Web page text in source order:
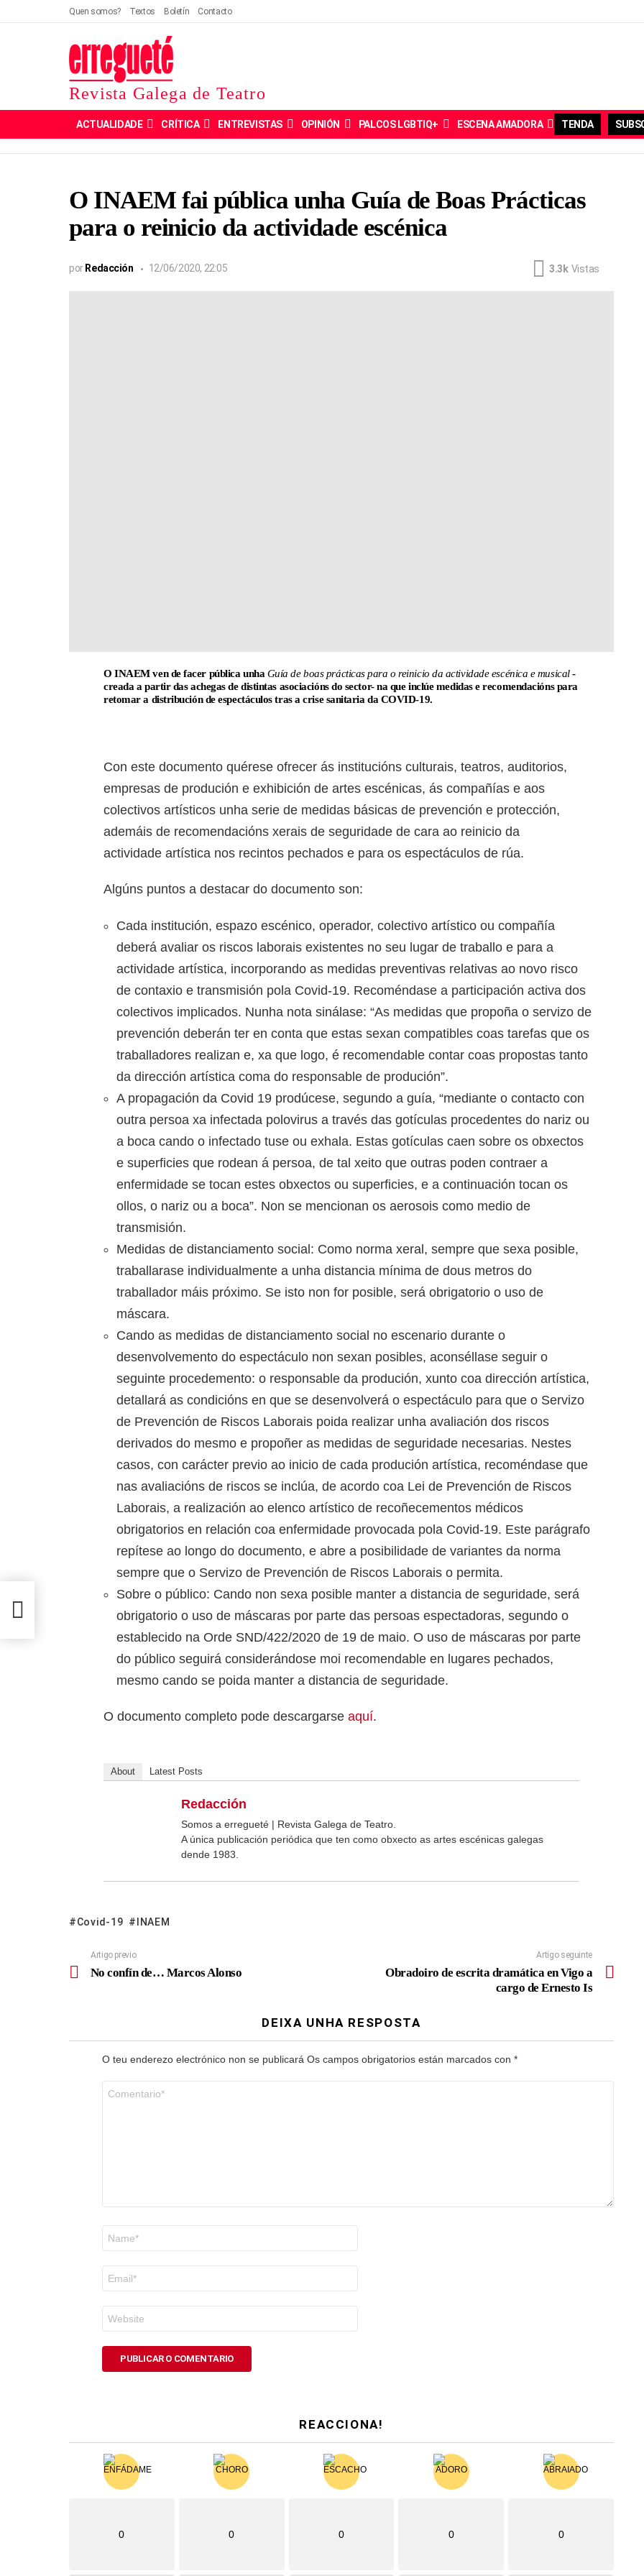
Quen somos? Textos Boletín Contacto
Revista Galega de Teatro
ACTUALIDADE CRÍTICA ENTREVISTAS OPINIÓN PALCOS LGBTIQ+ ESCENA AMADORA TENDA
O INAEM fai pública unha Guía de Boas Prácticas
para o reinicio da actividade escénica
por Redacción 12/06/2020, 22:05 3.3k Vistas
O INAEM ven de facer pública unhaGuía de boas prácticas para o reinicio da actividade escénica e musical-
creada a partir das achegas de distintas asociacións do sector- na que inclúe medidas e recomendacións para
retomar a distribución de espectáculos tras a crise sanitaria da COVID-19.
Con este documento quérese ofrecer ás institucións culturais, teatros, auditorios,
empresas de produción e exhibición de artes escénicas, ás compañías e aos
colectivos artísticos unha serie de medidas básicas de prevención e protección,
ademáis de recomendacións xerais de seguridade de cara ao reinicio da
actividade artística nos recintos pechados e para os espectáculos de rúa.
Algúns puntos a destacar do documento son:
Cada institución, espazo escénico, operador, colectivo artístico ou compañía
deberá avaliar os riscos laborais existentes no seu lugar de traballo e para a
actividade artística, incorporando as medidas preventivas relativas ao novo risco
de contaxio e transmisión pola Covid-19. Recoméndase a participación activa dos
colectivos implicados. Nunha nota sinálase: “As medidas que propoña o servizo de
prevención deberán ter en conta que estas sexan compatibles coas tarefas que os
traballadores realizan e, xa que logo, é recomendable contar coas propostas tanto
da dirección artística coma do responsable de produción”.
A propagación da Covid 19 prodúcese, segundo a guía, “mediante o contacto con
outra persoa xa infectada polovirus a través das gotículas procedentes do nariz ou
a boca cando o infectado tuse ou exhala. Estas gotículas caen sobre os obxectos
e superficies que rodean á persoa, de tal xeito que outras poden contraer a
enfermidade se tocan estes obxectos ou superficies, e a continuación tocan os
ollos, o nariz ou a boca”. Non se mencionan os aerosois como medio de
transmisión.
Medidas de distanciamento social: Como norma xeral, sempre que sexa posible,
traballarase individualmente a unha distancia mínima de dous metros do
traballador máis próximo. Se isto non for posible, será obrigatorio o uso de
máscara.
Cando as medidas de distanciamento social no escenario durante o
desenvolvemento do espectáculo non sexan posibles, aconséllase seguir o
seguinte procedemento: o responsable da produción, xunto coa dirección artística,
detallará as condicións en que se desenvolverá o espectáculo para que o Servizo
de Prevención de Riscos Laborais poida realizar unha avaliación dos riscos
derivados do mesmo e propoñer as medidas de seguridade necesarias. Nestes
casos, con carácter previo ao inicio de cada produción artística, recoméndase que
nas avaliacións de riscos se inclúa, de acordo coa Lei de Prevención de Riscos
Laborais, a realización ao elenco artístico de recoñecementos médicos
obrigatorios en relación coa enfermidade provocada pola Covid-19. Este parágrafo
repítese ao longo do documento, e abre a posibilidade de variantes da norma
sempre que o Servizo de Prevención de Riscos Laborais o permita.
Sobre o público: Cando non sexa posible manter a distancia de seguridade, será
obrigatorio o uso de máscaras por parte das persoas espectadoras, segundo o
establecido na Orde SND/422/2020 de 19 de maio. O uso de máscaras por parte
do público seguirá considerándose moi recomendable en lugares pechados,
mesmo cando se poida manter a distancia de seguridade.
O documento completo pode descargarse aquí.
About Latest Posts
Redacción
Somos a erregueté | Revista Galega de Teatro.
A única publicación periódica que ten como obxecto as artes escénicas galegas
dende 1983.
Covid-19 INAEM
Artigo previo
No confín de… Marcos Alonso
Artigo seguinte
Obradoiro de escrita dramática en Vigo a
cargo de Ernesto Is
DEIXA UNHA RESPOSTA
O teu enderezo electrónico non se publicará Os campos obrigatorios están marcados con *
electrónico
*
REACCIONA!
0 0 0 0 0